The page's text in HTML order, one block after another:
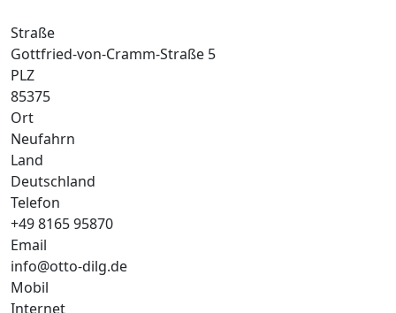
Straße
Gottfried-von-Cramm-Straße 5
PLZ
85375
Ort
Neufahrn
Land
Deutschland
Telefon
+49 8165 95870
Email
info@otto-dilg.de
Mobil
Internet